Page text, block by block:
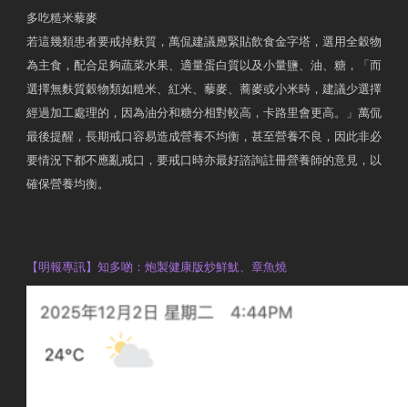
多吃糙米藜麥
若這幾類患者要戒掉麩質，萬侃建議應緊貼飲食金字塔，選用全穀物
為主食，配合足夠蔬菜水果、適量蛋白質以及小量鹽、油、糖，「而
選擇無麩質穀物類如糙米、紅米、藜麥、蕎麥或小米時，建議少選擇
經過加工處理的，因為油分和糖分相對較高，卡路里會更高。」萬侃
最後提醒，長期戒口容易造成營養不均衡，甚至營養不良，因此非必
要情況下都不應亂戒口，要戒口時亦最好諮詢註冊營養師的意見，以
確保營養均衡。
【明報專訊】知多啲：炮製健康版炒鮮魷、章魚燒